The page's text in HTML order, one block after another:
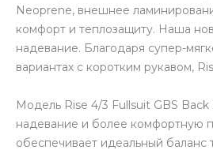
Neoprene, внешнее
комфорт и теплозащиту. Наша
надевание. Благодаря супер-
вариантах с коротким рукавом,
Модель Rise 4/3 Fullsuit GBS
надевание и более комфортную
обеспечивает идеальный баланс